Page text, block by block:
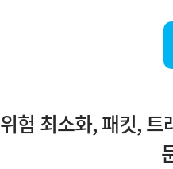
위험 최소화, 패킷,